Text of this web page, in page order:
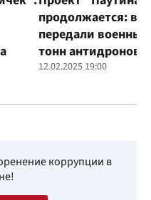
продолжается:
передали
тонн
12.02.2025 19:00
коррупции в